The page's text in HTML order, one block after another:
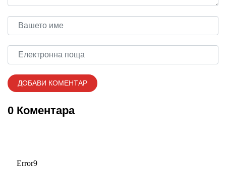
0 Коментара